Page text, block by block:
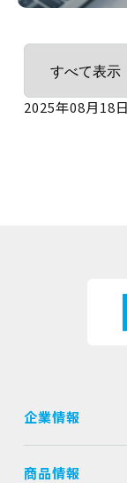
2025年08月18日
企業情報
商品情報